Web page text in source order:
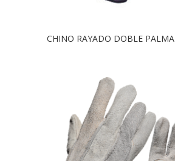
CHINO RAYADO DOBLE PALMA